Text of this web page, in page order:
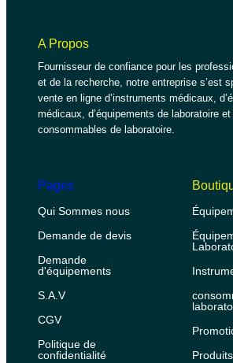
A Propos
Fournisseur de confiance pour les
et de la recherche, notre entreprise s’est
vente en ligne d’instruments médicaux,
médicaux, d’équipements de laboratoire et
consommables de laboratoire.
Pages
Qui Sommes nous
Demande de devis
Demande
d'équipements
S.A.V
CGV
Politique de
confidentialité